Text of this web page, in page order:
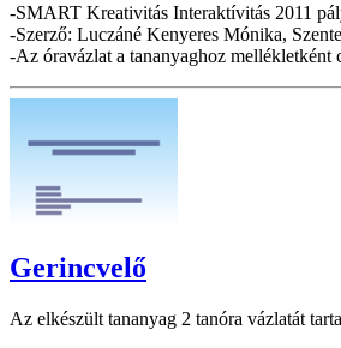
-SMART Kreativitás Interaktívitás 2011
-Szerző: Luczáné Kenyeres Mónika,
-Az óravázlat a tananyaghoz mellékletként
Gerincvelő
Az elkészült tananyag 2 tanóra vázlatát